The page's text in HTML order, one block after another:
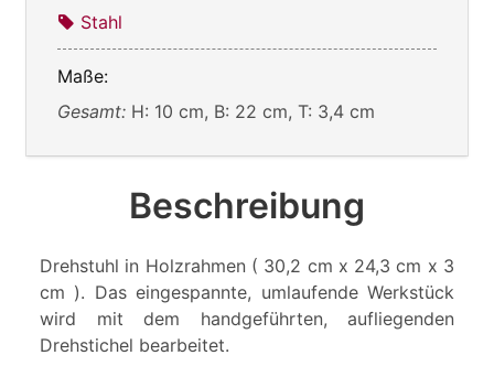
Stahl
Maße:
Gesamt: H: 10 cm, B: 22 cm, T: 3,4 cm
Beschreibung
Drehstuhl in Holzrahmen ( 30,2 cm x 24,3 cm x 3
cm ). Das eingespannte, umlaufende Werkstück
wird mit dem handgeführten, aufliegenden
Drehstichel bearbeitet.